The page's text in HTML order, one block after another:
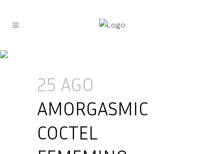
25 AGO
AMORGASMIC
COCTEL